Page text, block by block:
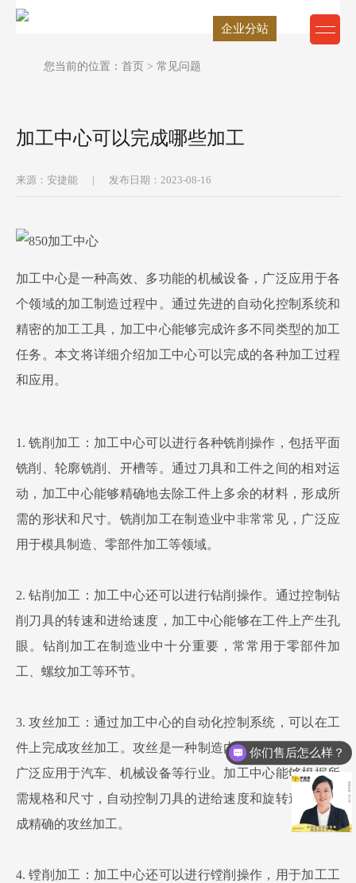
企业分站
您当前的位置： 首页 > 常见问题
加工中心可以完成哪些加工
来源：安捷能 | 发布日期：2023-08-16
加工中心是一种高效、多功能的机械设备，广泛应用于各
个领域的加工制造过程中。通过先进的自动化控制系统和
精密的加工工具，加工中心能够完成许多不同类型的加工
任务。本文将详细介绍加工中心可以完成的各种加工过程
和应用。
1. 铣削加工：加工中心可以进行各种铣削操作，包括平面
铣削、轮廓铣削、开槽等。通过刀具和工件之间的相对运
动，加工中心能够精确地去除工件上多余的材料，形成所
需的形状和尺寸。铣削加工在制造业中非常常见，广泛应
用于模具制造、零部件加工等领域。
2. 钻削加工：加工中心还可以进行钻削操作。通过控制钻
削刀具的转速和进给速度，加工中心能够在工件上产生孔
眼。钻削加工在制造业中十分重要，常常用于零部件加
工、螺纹加工等环节。
3. 攻丝加工：通过加工中心的自动化控制系统，可以在工
件上完成攻丝加工。攻丝是一种制造内螺纹的加工技术，
广泛应用于汽车、机械设备等行业。加工中心能够根据所
需规格和尺寸，自动控制刀具的进给速度和旋转速度，完
成精确的攻丝加工。
4. 镗削加工：加工中心还可以进行镗削操作，用于加工工
你们售后怎么样？